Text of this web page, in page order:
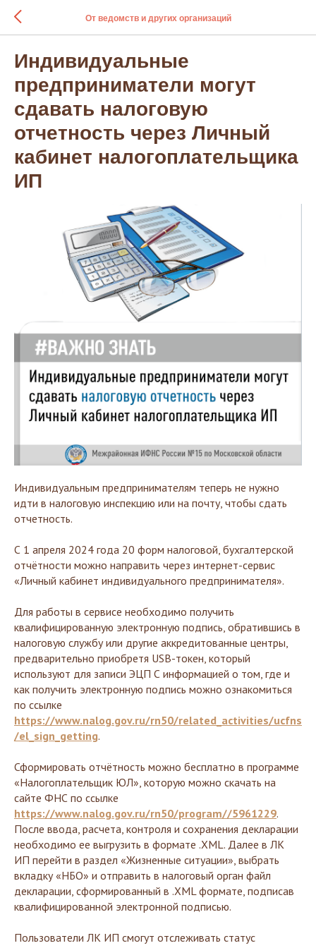
От ведомств и других организаций
Индивидуальные
предприниматели могут
сдавать налоговую
отчетность через Личный
кабинет налогоплательщика
ИП
Индивидуальным предпринимателям теперь не нужно
идти в налоговую инспекцию или на почту, чтобы сдать
отчетность.
С 1 апреля 2024 года 20 форм налоговой, бухгалтерской
отчётности можно направить через интернет-сервис
«Личный кабинет индивидуального предпринимателя».
Для работы в сервисе необходимо получить
квалифицированную электронную подпись, обратившись в
налоговую службу или другие аккредитованные центры,
предварительно приобретя USB-токен, который
используют для записи ЭЦП С информацией о том, где и
как получить электронную подпись можно ознакомиться
по ссылке
https://www.nalog.gov.ru/rn50/related_activities/ucfns
/el_sign_getting.
Сформировать отчётность можно бесплатно в программе
«Налогоплательщик ЮЛ», которую можно скачать на
сайте ФНС по ссылке
https://www.nalog.gov.ru/rn50/program//5961229.
После ввода, расчета, контроля и сохранения декларации
необходимо ее выгрузить в формате .XML. Далее в ЛК
ИП перейти в раздел «Жизненные ситуации», выбрать
вкладку «НБО» и отправить в налоговый орган файл
декларации, сформированный в .XML формате, подписав
квалифицированной электронной подписью.
Пользователи ЛК ИП смогут отслеживать статус